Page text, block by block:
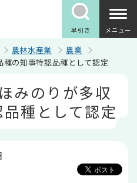
早引き メニュー
農林水産業
農業
の知事特認品種として認定
みのりが多収
種として認定